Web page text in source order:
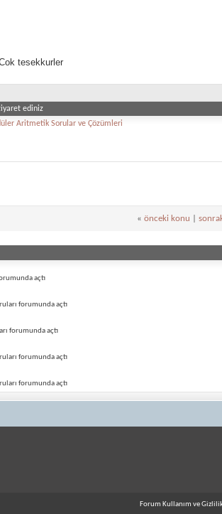
tesekkurler
ediniz
Aritmetik Sorular ve Çözümleri
« önceki konu
açtı
forumunda açtı
forumunda açtı
forumunda açtı
forumunda açtı
Forum Kullanım ve